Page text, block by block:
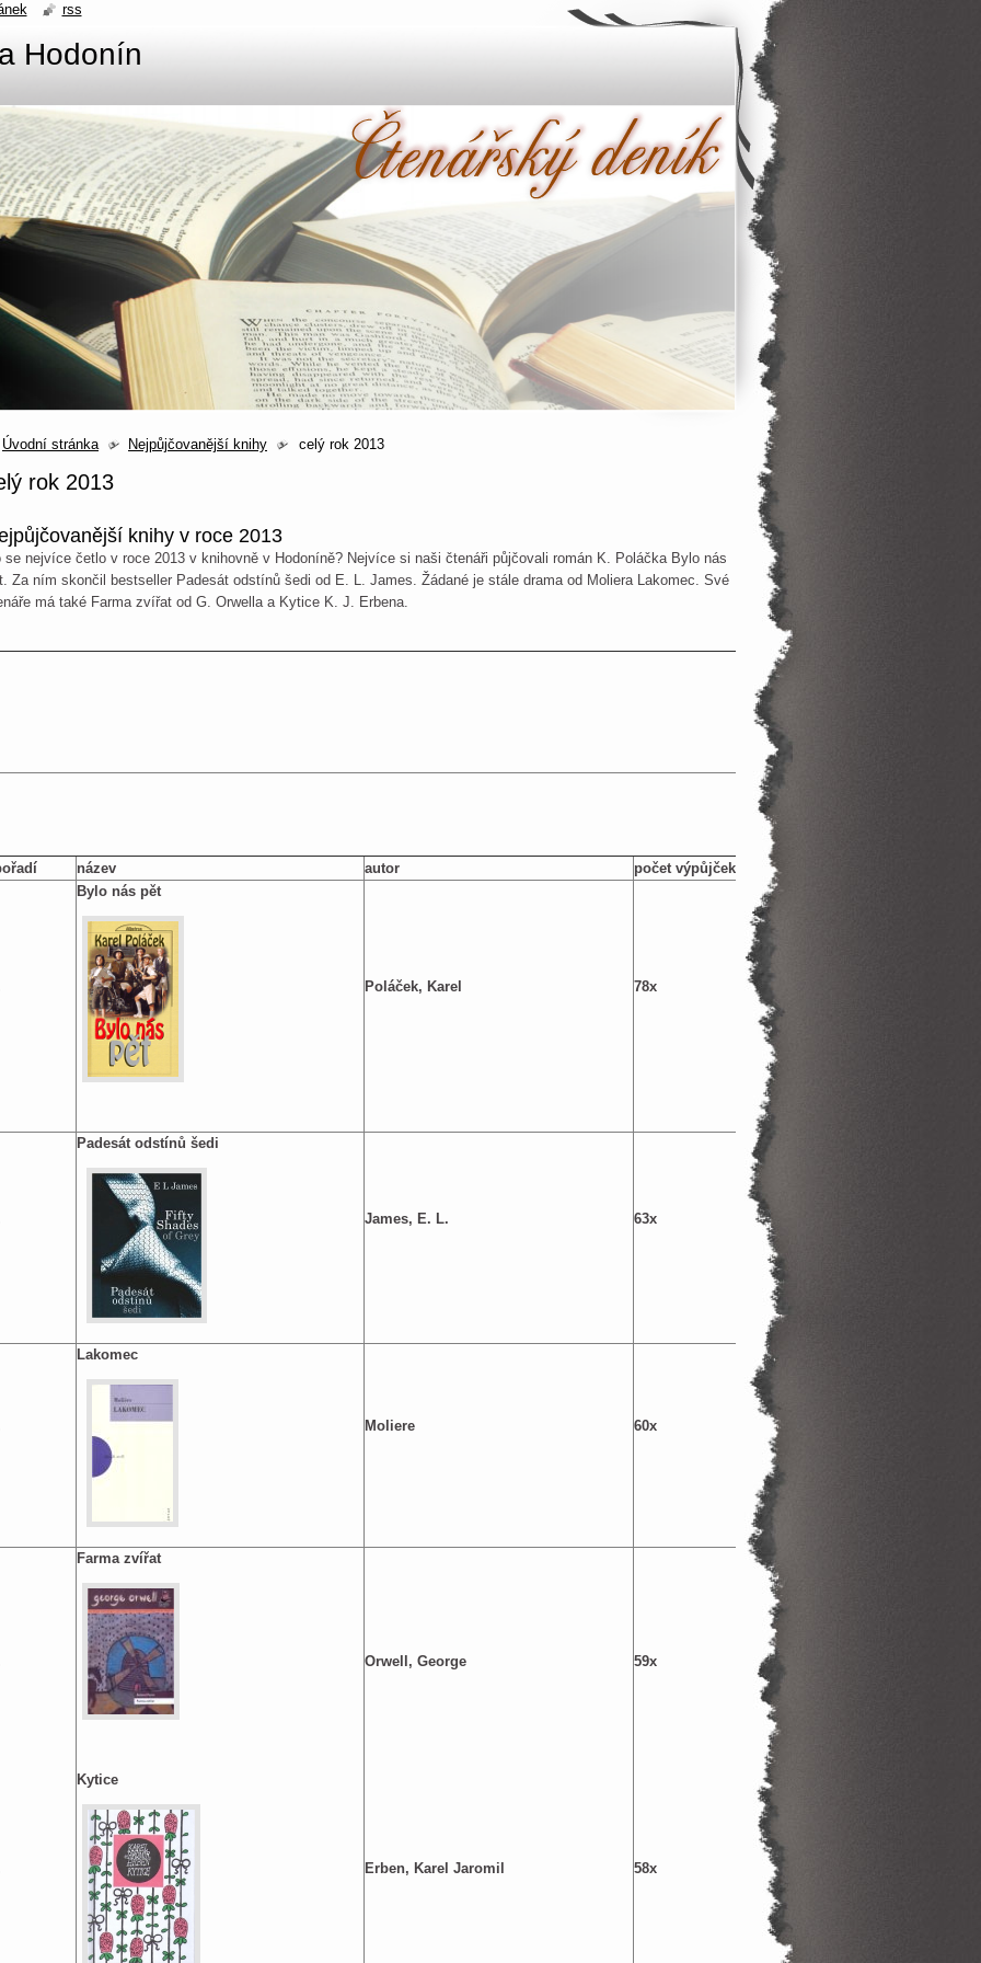
Hodonín
Úvodní stránka Nejpůjčovanější knihy celý rok 2013
rok 2013
knihy v roce 2013
se nejvíce četlo v roce 2013 v knihovně v Hodoníně? Nejvíce si naši čtenáři půjčovali román K. Poláčka Bylo nás
Za ním skončil bestseller Padesát odstínů šedi od E. L. James. Žádané je stále drama od Moliera Lakomec. Své
má také Farma zvířat od G. Orwella a Kytice K. J. Erbena.
název autor počet výpůjček
Bylo nás pět
Poláček, Karel 78x
Padesát odstínů šedi
James, E. L. 63x
Lakomec
Moliere 60x
Farma zvířat
Kytice
Orwell, George
Erben, Karel Jaromil
59x
58x
rss